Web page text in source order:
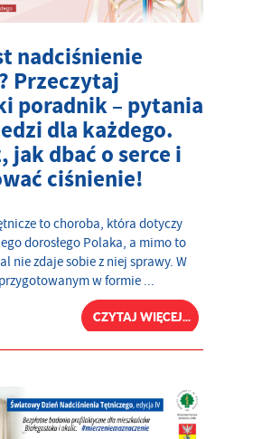
nadciśnienie
Przeczytaj
poradnik – pytania
dla każdego.
jak dbać o serce i
ciśnienie!
to choroba, która dotyczy
dorosłego Polaka, a mimo to
nie zdaje sobie z niej sprawy. W
w formie ...
CZYTAJ WIĘCEJ...